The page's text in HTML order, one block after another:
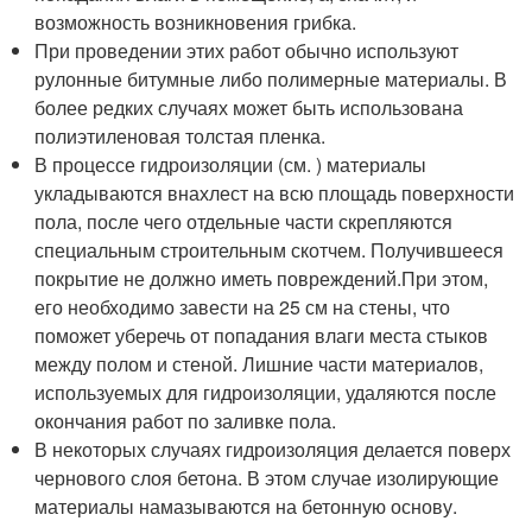
возможность возникновения грибка.
При проведении этих работ обычно используют
рулонные битумные либо полимерные материалы. В
более редких случаях может быть использована
полиэтиленовая толстая пленка.
В процессе гидроизоляции (см. ) материалы
укладываются внахлест на всю площадь поверхности
пола, после чего отдельные части скрепляются
специальным строительным скотчем. Получившееся
покрытие не должно иметь повреждений.При этом,
его необходимо завести на 25 см на стены, что
поможет уберечь от попадания влаги места стыков
между полом и стеной. Лишние части материалов,
используемых для гидроизоляции, удаляются после
окончания работ по заливке пола.
В некоторых случаях гидроизоляция делается поверх
чернового слоя бетона. В этом случае изолирующие
материалы намазываются на бетонную основу.